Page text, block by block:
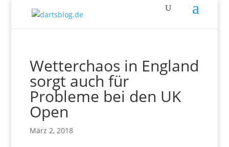
Wetterchaos in England
sorgt auch für
Probleme bei den UK
Open
März 2, 2018